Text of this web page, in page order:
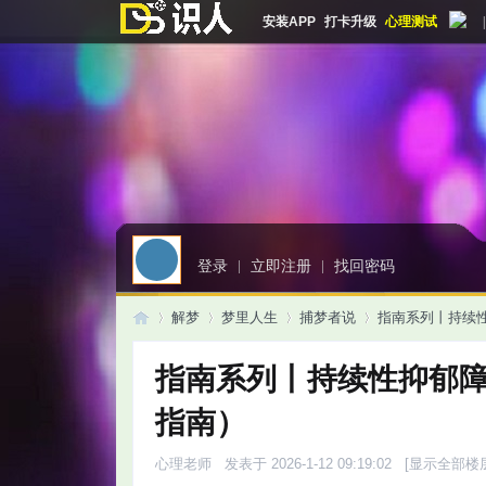
安装APP 打卡升级 心理测试
登录 | 立即注册 | 找回密码
»
解梦
›
梦里人生 捕梦者说 指南系列丨持续
指南系列丨持续性抑郁
指南）
心理老师 发表于 2026-1-12 09:19:02 [显示全部楼